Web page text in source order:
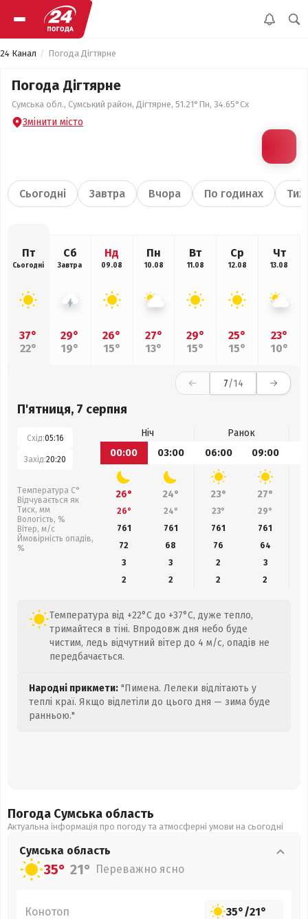
24 Канал Погода Дігтярне
Погода Дігтярне
Сумська обл., Сумський район, Дігтярне, 51.21°Пн, 34.65°Сх
Змінити місто
Сьогодні Завтра Вчора По годинах
Пт
Сьогодні
37°
22°
Сб
Завтра
29°
19°
Нд
09.08
26°
15°
Пн
10.08
27°
13°
Вт
11.08
29°
15°
Ср
12.08
25°
15°
Чт
13.08
23°
10°
7/14
П'ятниця, 7 серпня
Схід:05:16
Захід:20:20
Температура С°
Відчувається як
Тиск, мм
Вологість, %
Вітер, м/с
Ймовірність опадів,
%
Ніч
Ранок
00:00
03:00 06:00 09:00
26° 24° 23° 27°
26° 24° 23° 29°
761
761 761 761
72
68 76 64
3
3 2
3
2
2 2 2
Температура від +22°C до +37°C, дуже тепло,
тримайтеся в тіні. Впродовж дня небо буде
чистим, ледь відчутний вітер до 4 м/с, опадів не
передбачається.
Народні прикмети: "Пимена. Лелеки відлітають у
теплі краї. Якщо відлетіли до цього дня — зима буде
ранньою."
Погода Сумська область
Актуальна інформація про погоду та атмосферні умови на сьогодні
Сумська область
35° 21° Переважно ясно
Конотоп 35°/21°